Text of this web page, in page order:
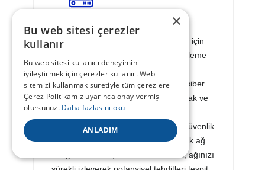
Ağ Güvenliği
Tarafınıza sağladığımız tüm servisler için
güvenlik duvarı (Firewall), Saldırı Önleme
ve Tespit Sistemi (IPS/IDS), ve DDoS
koruması sağlıyoruz . Bu katmanlar siber
tehditlere karşı proaktif önlemler almak ve
olası saldırılara karşı etkin koruma
sağlamak amacıyla tasarlanmıştır. Güvenlik
duvarı, yetkisiz erişimleri engelleyerek ağ
trafiğinizi filtreler; IPS/IDS sistemleri, ağınızı
×
Bu web sitesi çerezler
kullanır
Bu web sitesi kullanıcı deneyimini
iyileştirmek için çerezler kullanır. Web
sitemizi kullanmak suretiyle tüm çerezlere
Çerez Politikamız uyarınca onay vermiş
olursunuz. Daha fazlasını oku
ANLADIM